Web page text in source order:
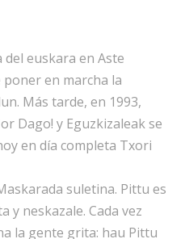
del euskara en Aste
poner en marcha la
Más tarde, en 1993,
Dago! y Eguzkizaleak se
en día completa Txori
suletina. Pittu es
y neskazale. Cada vez
la gente grita: hau Pittu